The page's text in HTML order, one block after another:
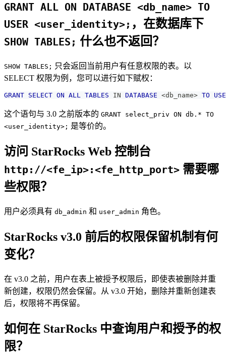
GRANT ALL ON DATABASE <db_name> TO
USER <user_identity>; ，在数据库下
SHOW TABLES; 什么也不返回？
SHOW TABLES; 只会返回当前用户有任意权限的表。以
SELECT 权限为例，您可以进行如下赋权：
GRANT SELECT ON ALL TABLES IN DATABASE <db_name> TO
这个语句与 3.0 之前版本的 GRANT select_priv ON db.* TO
<user_identity>; 是等价的。
访问 StarRocks Web 控制台
http://<fe_ip>:<fe_http_port> 需要哪
些权限？
用户必须具有 db_admin 和 user_admin 角色。
StarRocks v3.0 前后的权限保留机制有何
变化？
在 v3.0 之前，用户在表上被授予权限后，即使表被删除并重
新创建，权限仍然会保留。从 v3.0 开始，删除并重新创建表
后，权限将不再保留。
如何在 StarRocks 中查询用户和授予的权
限？